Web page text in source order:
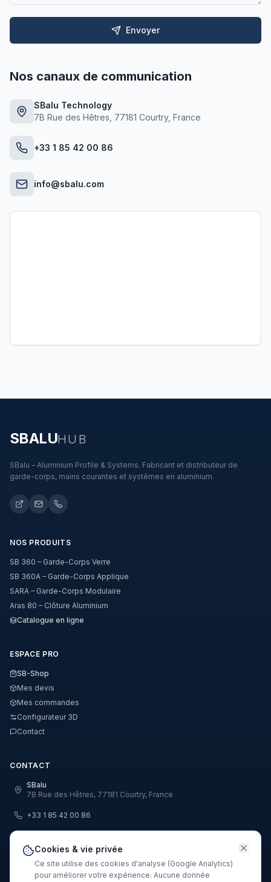
Envoyer
Nos canaux de communication
SBalu Technology
7B Rue des Hêtres, 77181 Courtry, France
+33 1 85 42 00 86
info@sbalu.com
SBALUHUB
SBalu – Aluminium Profile & Systems. Fabricant et distributeur de
garde-corps, mains courantes et systèmes en aluminium.
NOS PRODUITS
SB 360 – Garde-Corps Verre
SB 360A – Garde-Corps Applique
SARA – Garde-Corps Modulaire
Aras 80 – Clôture Aluminium
Catalogue en ligne
ESPACE PRO
SB-Shop
Mes devis
Mes commandes
Configurateur 3D
Contact
CONTACT
SBalu
7B Rue des Hêtres, 77181 Courtry, France
+33 1 85 42 00 86
Cookies & vie privée
Ce site utilise des cookies d'analyse (Google Analytics)
pour améliorer votre expérience. Aucune donnée